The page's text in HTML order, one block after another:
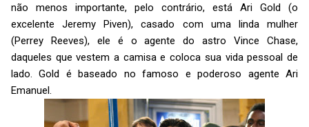
não menos importante, pelo contrário, está Ari Gold (o
excelente Jeremy Piven), casado com uma linda mulher
(Perrey Reeves), ele é o agente do astro Vince Chase,
daqueles que vestem a camisa e coloca sua vida pessoal de
lado. Gold é baseado no famoso e poderoso agente Ari
Emanuel.